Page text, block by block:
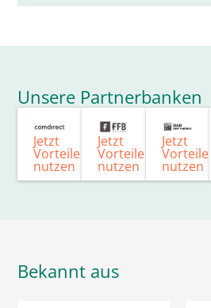
Unsere Partnerbanken
Jetzt
Vorteile
nutzen
Jetzt
Vorteile
nutzen
Jetzt
Vorteile
nutzen
Bekannt aus